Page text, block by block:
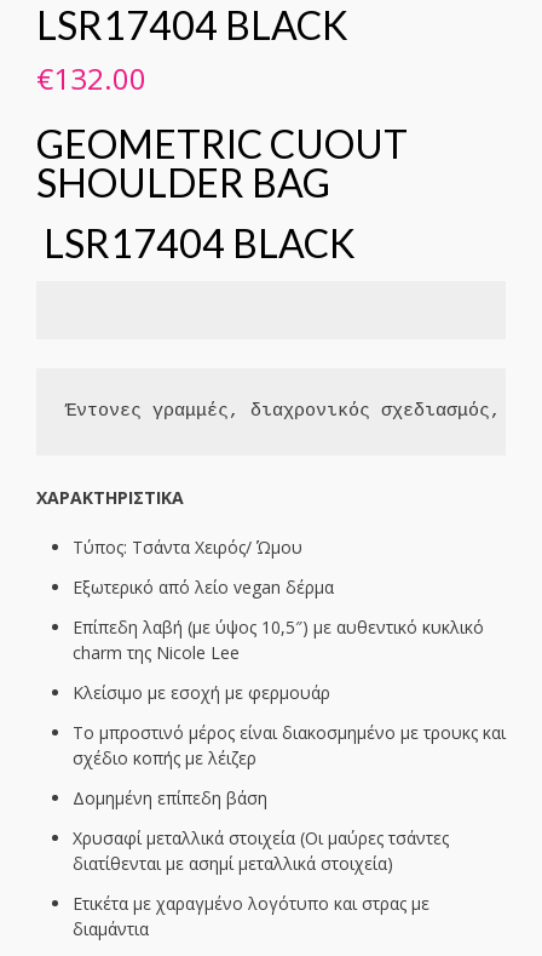
LSR17404 BLACK
€132.00
GEOMETRIC CUOUT
SHOULDER BAG
LSR17404 BLACK
Έντονες γραμμές, διαχρονικός σχεδιασμός, η
XΑΡΑΚΤΗΡΙΣΤΙΚΑ
Τύπος: Τσάντα Χειρός/ Ώμου
Εξωτερικό από λείο vegan δέρμα
Επίπεδη λαβή (με ύψος 10,5″) με αυθεντικό κυκλικό
charm της Nicole Lee
Κλείσιμο με εσοχή με φερμουάρ
Το μπροστινό μέρος είναι διακοσμημένο με τρουκς και
σχέδιο κοπής με λέιζερ
Δομημένη επίπεδη βάση
Χρυσαφί μεταλλικά στοιχεία (Οι μαύρες τσάντες
διατίθενται με ασημί μεταλλικά στοιχεία)
Ετικέτα με χαραγμένο λογότυπο και στρας με
διαμάντια